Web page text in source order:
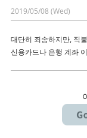
타임라인의 마지
알파 버전의
AI가 사용된 콘텐
사용해도 되나요?
트라이얼 버전을
체를 고려 중인 경
라이선스 키를 모
Cubism 2.1 모델
2019/05/08 (Wed)
대단히 죄송하지만, 직
신용카드나 은행 계좌